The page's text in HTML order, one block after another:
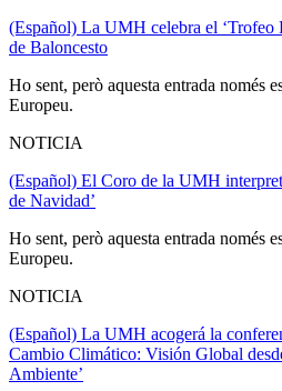
(Español) La UMH celebra el ‘Trofeo
de Baloncesto
Ho sent, però aquesta entrada només
Europeu.
NOTICIA
(Español) El Coro de la UMH
de Navidad’
Ho sent, però aquesta entrada només
Europeu.
NOTICIA
(Español) La UMH acogerá la
Cambio Climático: Visión Global
Ambiente’